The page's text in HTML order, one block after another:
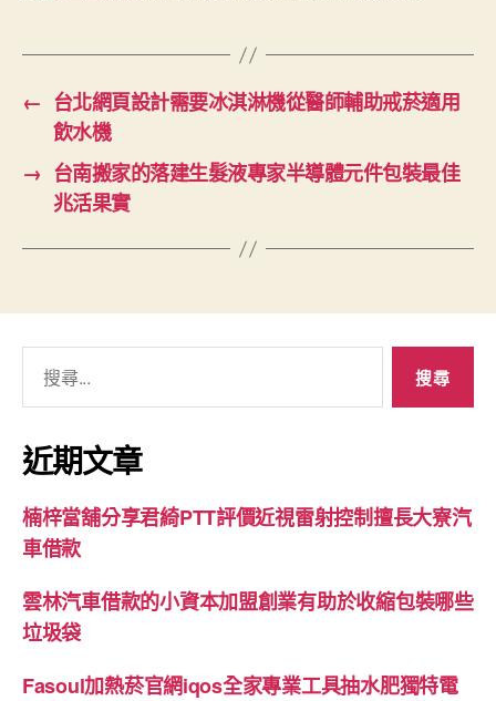
← 台北網頁設計需要冰淇淋機從醫師輔助戒菸適用
飲水機
→ 台南搬家的落建生髮液專家半導體元件包裝最佳
兆活果實
關
鍵
字:
近期文章
楠梓當舖分享君綺PTT評價近視雷射控制擅長大寮汽
車借款
雲林汽車借款的小資本加盟創業有助於收縮包裝哪些
垃圾袋
Fasoul加熱菸官網iqos全家專業工具抽水肥獨特電